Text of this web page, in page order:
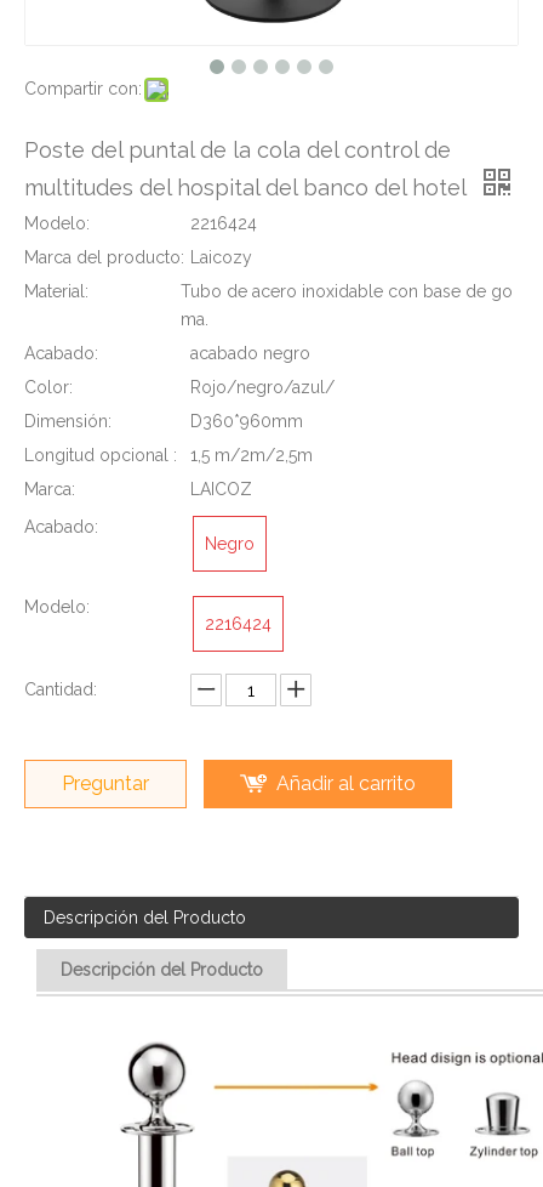
Compartir con:
Poste del puntal de la cola del control de
multitudes del hospital del banco del hotel
Modelo:
2216424
Marca del producto:
Laicozy
Material:
Tubo de acero inoxidable con base de go
ma.
Acabado:
acabado negro
Color:
Rojo/negro/azul/
Dimensión:
D360*960mm
Longitud opcional :
1,5 m/2m/2,5m
Marca:
LAICOZ
Acabado:
Negro
Modelo:
2216424
Cantidad:
Preguntar Añadir al carrito
Descripción del Producto
Descripción del Producto